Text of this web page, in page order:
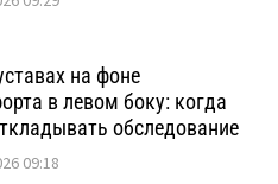
на фоне
в левом боку: когда
обследование
09:18